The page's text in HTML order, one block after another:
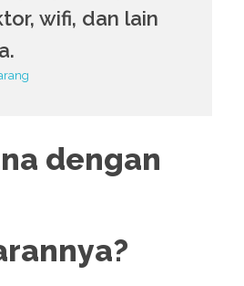
wifi, dan lain
dengan